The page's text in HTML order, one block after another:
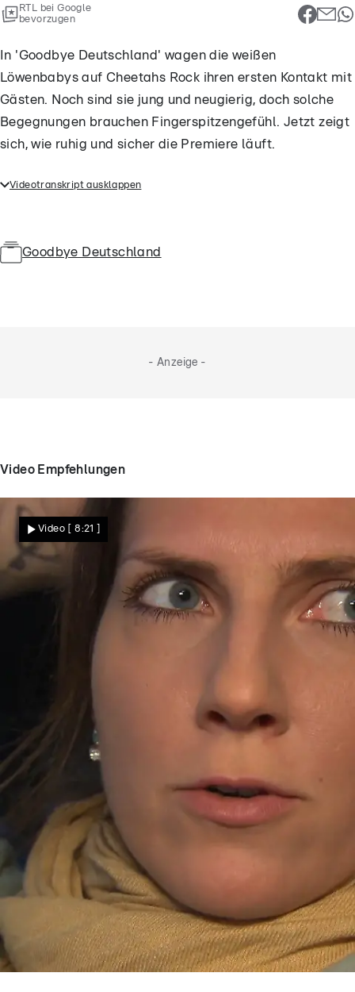
RTL bei Google
bevorzugen
In 'Goodbye Deutschland' wagen die weißen
Löwenbabys auf Cheetahs Rock ihren ersten Kontakt mit
Gästen. Noch sind sie jung und neugierig, doch solche
Begegnungen brauchen Fingerspitzengefühl. Jetzt zeigt
sich, wie ruhig und sicher die Premiere läuft.
In 'Goodbye Deutschland' wagen die weißen
solche Begegnungen brauchen Fingerspitzengefühl.
Videotranskript ausklappen
Goodbye Deutschland
- Anzeige -
Video Empfehlungen
Video [ 8:21 ]